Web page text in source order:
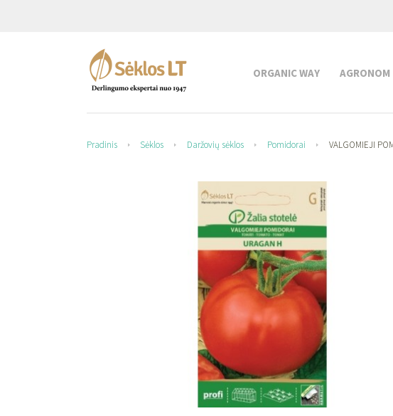
ORGANIC WAY AGRONOM
Pradinis Sėklos Daržovių sėklos Pomidorai VALGOMIEJI